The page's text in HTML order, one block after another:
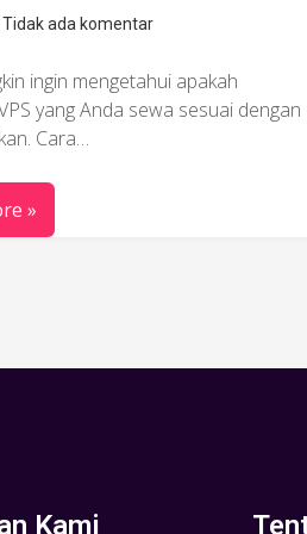
Tidak ada komentar
ingin mengetahui apakah
yang Anda sewa sesuai dengan
Cara…
»
Kami